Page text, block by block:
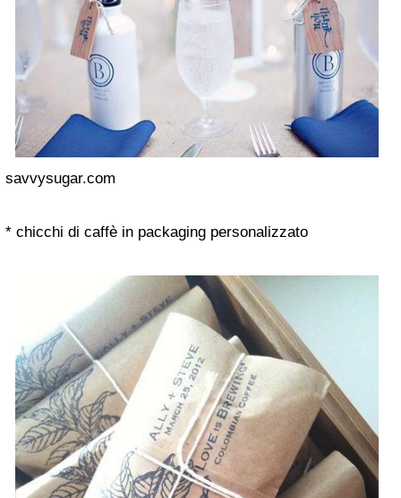
savvysugar.com
* chicchi di caffè in packaging personalizzato